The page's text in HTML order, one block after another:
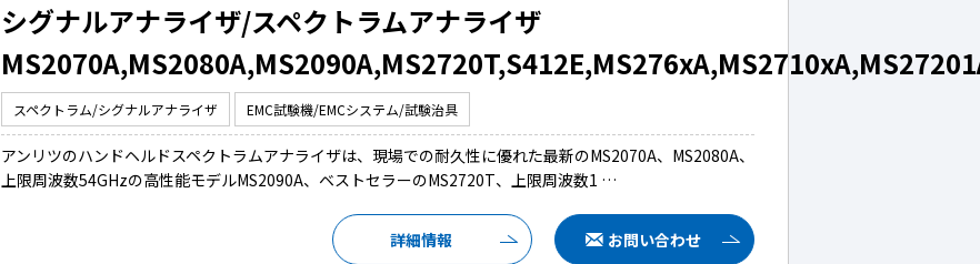
シグナルアナライザ/スペクトラムアナライザ
スペクトラム/シグナルアナライザ EMC試験機/EMCシステム/試験治具
アンリツのハンドヘルドスペクトラムアナライザは、現場での耐久性に優れた最新のMS2070A、MS2080A、
上限周波数54GHzの高性能モデルMS2090A、ベストセラーのMS2720T、上限周波数1 …
詳細情報 お問い合わせ